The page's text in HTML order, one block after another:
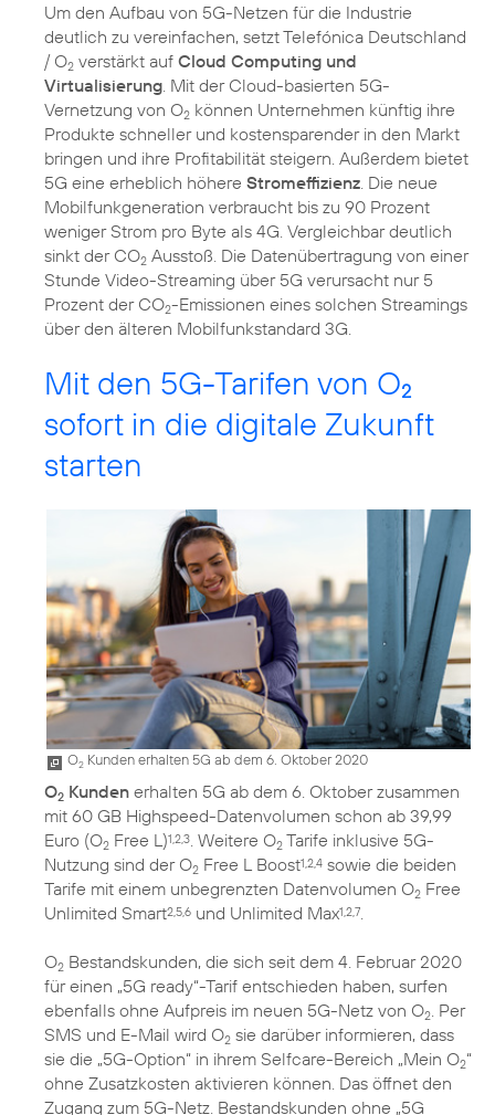
Um den Aufbau von 5G-Netzen für die Industrie
deutlich zu vereinfachen, setzt Telefónica Deutschland
/ O2 verstärkt auf Cloud Computing und
Virtualisierung. Mit der Cloud-basierten 5G-
Vernetzung von O2 können Unternehmen künftig ihre
Produkte schneller und kostensparender in den Markt
bringen und ihre Profitabilität steigern. Außerdem bietet
5G eine erheblich höhere Stromeffizienz. Die neue
Mobilfunkgeneration verbraucht bis zu 90 Prozent
weniger Strom pro Byte als 4G. Vergleichbar deutlich
sinkt der CO2 Ausstoß. Die Datenübertragung von einer
Stunde Video-Streaming über 5G verursacht nur 5
Prozent der CO2-Emissionen eines solchen Streamings
über den älteren Mobilfunkstandard 3G.
Mit den 5G-Tarifen von O2
sofort in die digitale Zukunft
starten
O2 Kunden erhalten 5G ab dem 6. Oktober 2020
O2 Kunden erhalten 5G ab dem 6. Oktober zusammen
mit 60 GB Highspeed-Datenvolumen schon ab 39,99
Euro (O2 Free L)1,2,3 . Weitere O2 Tarife inklusive 5G-
Nutzung sind der O2 Free L Boost1,2,4 sowie die beiden
Tarife mit einem unbegrenzten Datenvolumen O2 Free
Unlimited Smart2,5,6 und Unlimited Max1,2,7
O2 Bestandskunden, die sich seit dem 4. Februar 2020
für einen „5G ready“-Tarif entschieden haben, surfen
ebenfalls ohne Aufpreis im neuen 5G-Netz von O2 . Per
SMS und E-Mail wird O2 sie darüber informieren, dass
sie die „5G-Option“ in ihrem Selfcare-Bereich „Mein O2“
ohne Zusatzkosten aktivieren können. Das öffnet den
Zugang zum 5G-Netz. Bestandskunden ohne „5G